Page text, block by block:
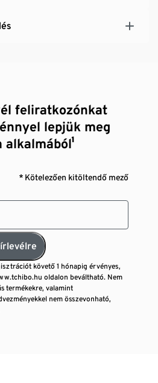
feliratkozónkat
lepjük meg
alkalmából¹
* Kötelezően kitöltendő mező
követő 1 hónapig érvényes,
oldalon beváltható. Nem
termékekre, valamint
nem összevonható,